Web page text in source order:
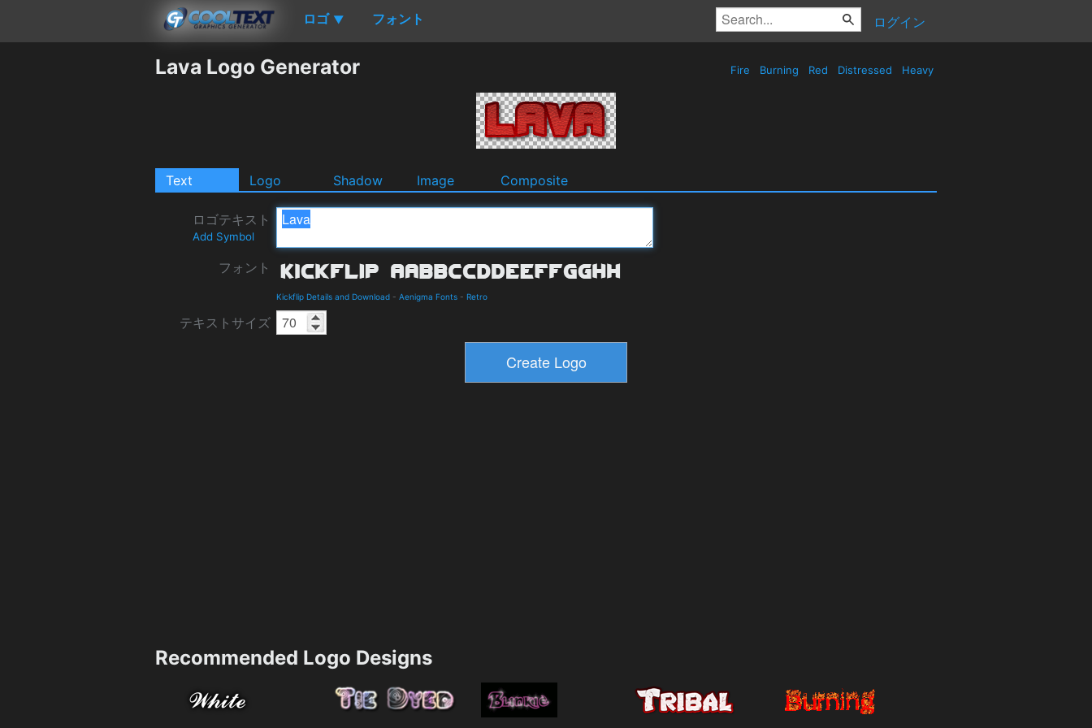
ロゴ ▼ フォント ログイン
Lava Logo Generator Fire Burning Red Distressed Heavy
Text Logo Shadow Image Composite
ロゴテキスト
Add Symbol
フォント
Kickflip Details and Download - Aenigma Fonts - Retro
テキストサイズ
Recommended Logo Designs